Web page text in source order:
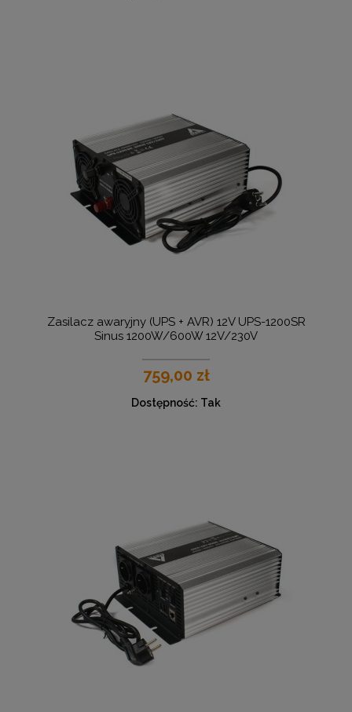
Zasilacz awaryjny (UPS + AVR) 12V UPS-1200SR
Sinus 1200W/600W 12V/230V
759,00 zł
Dostępność: Tak